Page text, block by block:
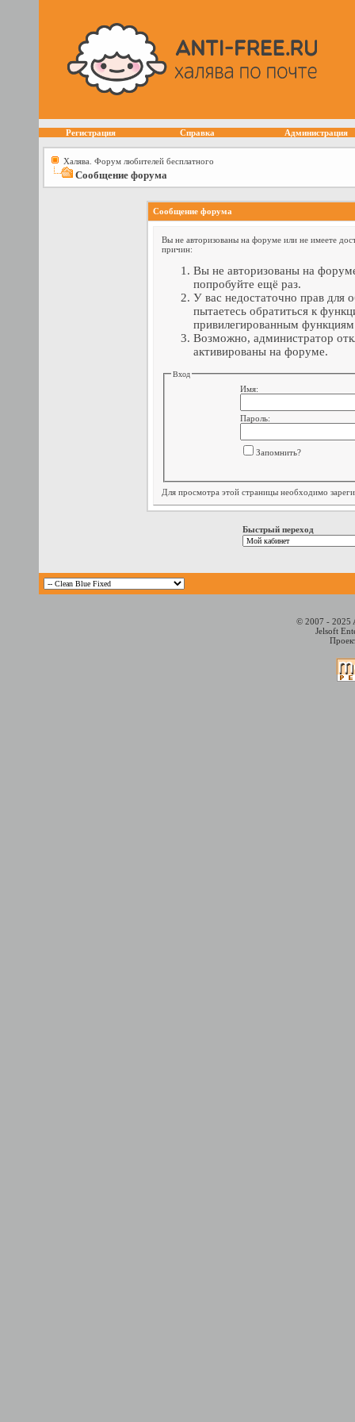
Регистрация Справка Администрация
Халява. Форум любителей бесплатного
Сообщение форума
Сообщение форума
Вы не авторизованы на форуме или не имеете
причин:
Вы не авторизованы на
попробуйте ещё раз.
У вас недостаточно прав для
пытаетесь обратиться к
привилегированным
Возможно, администратор
активированы на форуме.
Вход
Имя:
Пароль:
Запомнить?
Для просмотра этой страницы необходимо
Быстрый переход
© 2007 - 2025
Jelsoft